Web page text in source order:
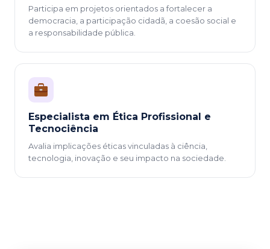
Participa em projetos orientados a fortalecer a
democracia, a participação cidadã, a coesão social e
a responsabilidade pública.
Especialista em Ética Profissional e
Tecnociência
Avalia implicações éticas vinculadas à ciência,
tecnologia, inovação e seu impacto na sociedade.